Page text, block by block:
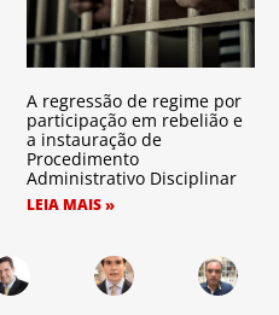
A regressão de regime por
participação em rebelião e
a instauração de
Procedimento
Administrativo Disciplinar
LEIA MAIS »